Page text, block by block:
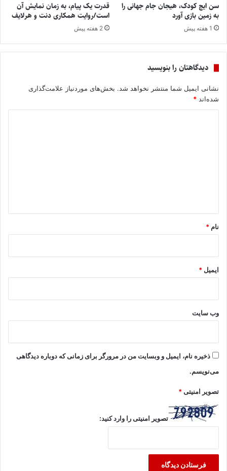
سن ایچ کودک، هیجان جام جهانی را
به زمین بازی آورد
1 هفته پیش
قدرت یک پیام، به زمان نمایش آن
است/روایت همکاری دنت و هرلایف
2 هفته پیش
دیدگاهتان را بنویسید
نشانی ایمیل شما منتشر نخواهد شد. بخش‌های موردنیاز علامت‌گذاری
شده‌اند *
نام *
ایمیل *
وب‌ سایت
ذخیره نام، ایمیل و وبسایت من در مرورگر برای زمانی که دوباره دیدگاهی
می‌نویسم.
تصویر امنیتی*
تصویر امنیتی را وارد کنید: